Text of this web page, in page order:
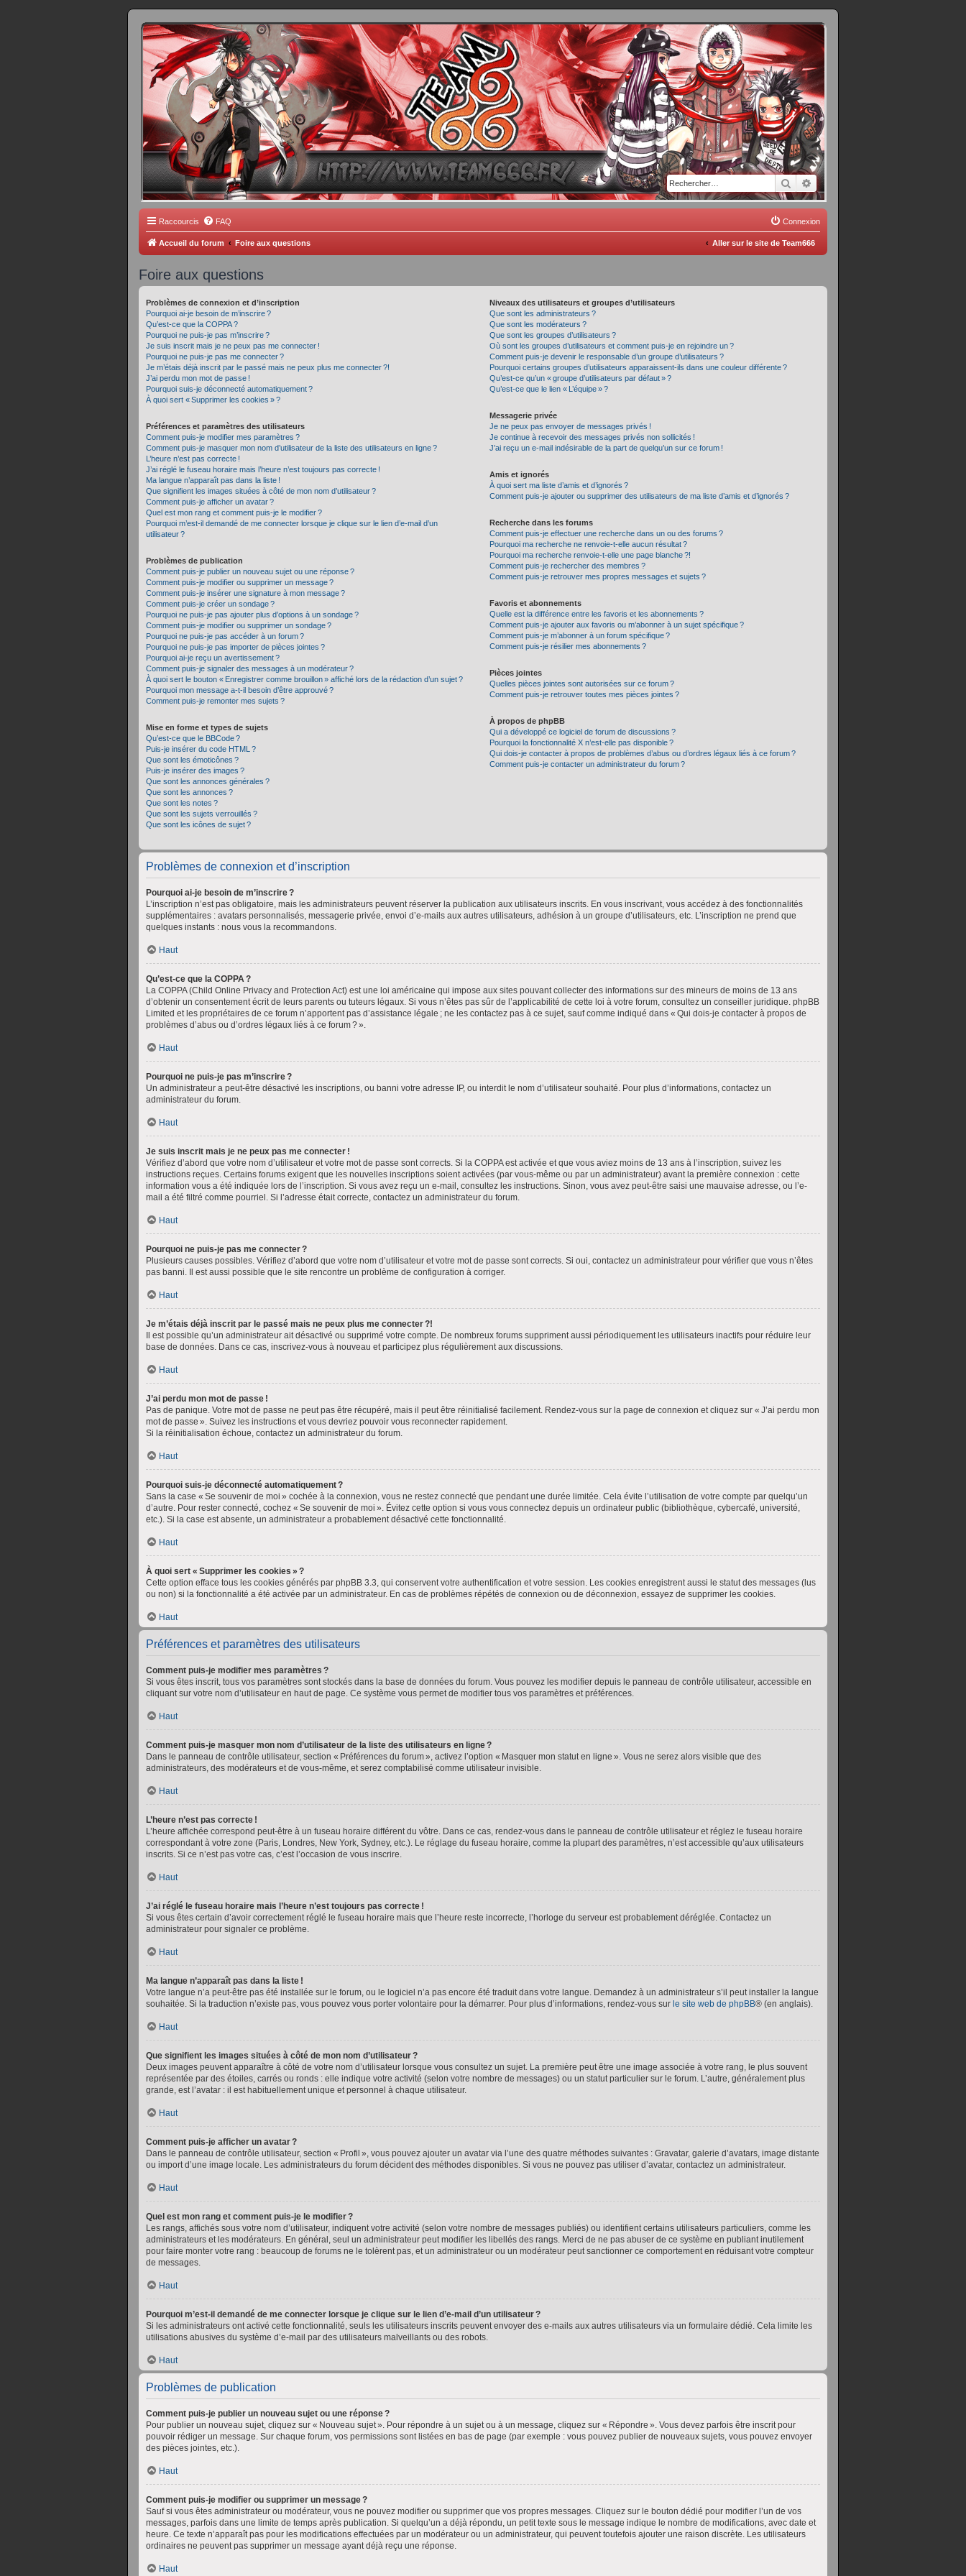
FORUM TEAM 666
Scantrad Ares, B One, Blaster Knuckle et Death Trance
RechercherRecherche avancée
Raccourcis FAQ Connexion
Accueil du forum Foire aux questions Aller sur le site de Team666
Foire aux questions
Problèmes de connexion et d’inscription
Pourquoi ai-je besoin de m’inscrire ?
Qu’est-ce que la COPPA ?
Pourquoi ne puis-je pas m’inscrire ?
Je suis inscrit mais je ne peux pas me connecter !
Pourquoi ne puis-je pas me connecter ?
Je m’étais déjà inscrit par le passé mais ne peux plus me connecter ?!
J’ai perdu mon mot de passe !
Pourquoi suis-je déconnecté automatiquement ?
À quoi sert « Supprimer les cookies » ?
Préférences et paramètres des utilisateurs
Comment puis-je modifier mes paramètres ?
Comment puis-je masquer mon nom d’utilisateur de la liste des utilisateurs en ligne ?
L’heure n’est pas correcte !
J’ai réglé le fuseau horaire mais l’heure n’est toujours pas correcte !
Ma langue n’apparaît pas dans la liste !
Que signifient les images situées à côté de mon nom d’utilisateur ?
Comment puis-je afficher un avatar ?
Quel est mon rang et comment puis-je le modifier ?
Pourquoi m’est-il demandé de me connecter lorsque je clique sur le lien d’e-mail d’un
utilisateur ?
Problèmes de publication
Comment puis-je publier un nouveau sujet ou une réponse ?
Comment puis-je modifier ou supprimer un message ?
Comment puis-je insérer une signature à mon message ?
Comment puis-je créer un sondage ?
Pourquoi ne puis-je pas ajouter plus d’options à un sondage ?
Comment puis-je modifier ou supprimer un sondage ?
Pourquoi ne puis-je pas accéder à un forum ?
Pourquoi ne puis-je pas importer de pièces jointes ?
Pourquoi ai-je reçu un avertissement ?
Comment puis-je signaler des messages à un modérateur ?
À quoi sert le bouton « Enregistrer comme brouillon » affiché lors de la rédaction d’un sujet ?
Pourquoi mon message a-t-il besoin d’être approuvé ?
Comment puis-je remonter mes sujets ?
Mise en forme et types de sujets
Qu’est-ce que le BBCode ?
Puis-je insérer du code HTML ?
Que sont les émoticônes ?
Puis-je insérer des images ?
Que sont les annonces générales ?
Que sont les annonces ?
Que sont les notes ?
Que sont les sujets verrouillés ?
Que sont les icônes de sujet ?
Niveaux des utilisateurs et groupes d’utilisateurs
Que sont les administrateurs ?
Que sont les modérateurs ?
Que sont les groupes d’utilisateurs ?
Où sont les groupes d’utilisateurs et comment puis-je en rejoindre un ?
Comment puis-je devenir le responsable d’un groupe d’utilisateurs ?
Pourquoi certains groupes d’utilisateurs apparaissent-ils dans une couleur différente ?
Qu’est-ce qu’un « groupe d’utilisateurs par défaut » ?
Qu’est-ce que le lien « L’équipe » ?
Messagerie privée
Je ne peux pas envoyer de messages privés !
Je continue à recevoir des messages privés non sollicités !
J’ai reçu un e-mail indésirable de la part de quelqu’un sur ce forum !
Amis et ignorés
À quoi sert ma liste d’amis et d’ignorés ?
Comment puis-je ajouter ou supprimer des utilisateurs de ma liste d’amis et d’ignorés ?
Recherche dans les forums
Comment puis-je effectuer une recherche dans un ou des forums ?
Pourquoi ma recherche ne renvoie-t-elle aucun résultat ?
Pourquoi ma recherche renvoie-t-elle une page blanche ?!
Comment puis-je rechercher des membres ?
Comment puis-je retrouver mes propres messages et sujets ?
Favoris et abonnements
Quelle est la différence entre les favoris et les abonnements ?
Comment puis-je ajouter aux favoris ou m’abonner à un sujet spécifique ?
Comment puis-je m’abonner à un forum spécifique ?
Comment puis-je résilier mes abonnements ?
Pièces jointes
Quelles pièces jointes sont autorisées sur ce forum ?
Comment puis-je retrouver toutes mes pièces jointes ?
À propos de phpBB
Qui a développé ce logiciel de forum de discussions ?
Pourquoi la fonctionnalité X n’est-elle pas disponible ?
Qui dois-je contacter à propos de problèmes d’abus ou d’ordres légaux liés à ce forum ?
Comment puis-je contacter un administrateur du forum ?
Problèmes de connexion et d’inscription
Pourquoi ai-je besoin de m’inscrire ?
L’inscription n’est pas obligatoire, mais les administrateurs peuvent réserver la publication aux utilisateurs inscrits. En vous inscrivant, vous accédez à des fonctionnalités
supplémentaires : avatars personnalisés, messagerie privée, envoi d’e-mails aux autres utilisateurs, adhésion à un groupe d’utilisateurs, etc. L’inscription ne prend que
quelques instants : nous vous la recommandons.
Haut
Qu’est-ce que la COPPA ?
La COPPA (Child Online Privacy and Protection Act) est une loi américaine qui impose aux sites pouvant collecter des informations sur des mineurs de moins de 13 ans
d’obtenir un consentement écrit de leurs parents ou tuteurs légaux. Si vous n’êtes pas sûr de l’applicabilité de cette loi à votre forum, consultez un conseiller juridique. phpBB
Limited et les propriétaires de ce forum n’apportent pas d’assistance légale ; ne les contactez pas à ce sujet, sauf comme indiqué dans « Qui dois-je contacter à propos de
problèmes d’abus ou d’ordres légaux liés à ce forum ? ».
Haut
Pourquoi ne puis-je pas m’inscrire ?
Un administrateur a peut-être désactivé les inscriptions, ou banni votre adresse IP, ou interdit le nom d’utilisateur souhaité. Pour plus d’informations, contactez un
administrateur du forum.
Haut
Je suis inscrit mais je ne peux pas me connecter !
Vérifiez d’abord que votre nom d’utilisateur et votre mot de passe sont corrects. Si la COPPA est activée et que vous aviez moins de 13 ans à l’inscription, suivez les
instructions reçues. Certains forums exigent que les nouvelles inscriptions soient activées (par vous-même ou par un administrateur) avant la première connexion : cette
information vous a été indiquée lors de l’inscription. Si vous avez reçu un e-mail, consultez les instructions. Sinon, vous avez peut-être saisi une mauvaise adresse, ou l’e-
mail a été filtré comme pourriel. Si l’adresse était correcte, contactez un administrateur du forum.
Haut
Pourquoi ne puis-je pas me connecter ?
Plusieurs causes possibles. Vérifiez d’abord que votre nom d’utilisateur et votre mot de passe sont corrects. Si oui, contactez un administrateur pour vérifier que vous n’êtes
pas banni. Il est aussi possible que le site rencontre un problème de configuration à corriger.
Haut
Je m’étais déjà inscrit par le passé mais ne peux plus me connecter ?!
Il est possible qu’un administrateur ait désactivé ou supprimé votre compte. De nombreux forums suppriment aussi périodiquement les utilisateurs inactifs pour réduire leur
base de données. Dans ce cas, inscrivez-vous à nouveau et participez plus régulièrement aux discussions.
Haut
J’ai perdu mon mot de passe !
Pas de panique. Votre mot de passe ne peut pas être récupéré, mais il peut être réinitialisé facilement. Rendez-vous sur la page de connexion et cliquez sur « J’ai perdu mon
mot de passe ». Suivez les instructions et vous devriez pouvoir vous reconnecter rapidement.
Si la réinitialisation échoue, contactez un administrateur du forum.
Haut
Pourquoi suis-je déconnecté automatiquement ?
Sans la case « Se souvenir de moi » cochée à la connexion, vous ne restez connecté que pendant une durée limitée. Cela évite l’utilisation de votre compte par quelqu’un
d’autre. Pour rester connecté, cochez « Se souvenir de moi ». Évitez cette option si vous vous connectez depuis un ordinateur public (bibliothèque, cybercafé, université,
etc.). Si la case est absente, un administrateur a probablement désactivé cette fonctionnalité.
Haut
À quoi sert « Supprimer les cookies » ?
Cette option efface tous les cookies générés par phpBB 3.3, qui conservent votre authentification et votre session. Les cookies enregistrent aussi le statut des messages (lus
ou non) si la fonctionnalité a été activée par un administrateur. En cas de problèmes répétés de connexion ou de déconnexion, essayez de supprimer les cookies.
Haut
Préférences et paramètres des utilisateurs
Comment puis-je modifier mes paramètres ?
Si vous êtes inscrit, tous vos paramètres sont stockés dans la base de données du forum. Vous pouvez les modifier depuis le panneau de contrôle utilisateur, accessible en
cliquant sur votre nom d’utilisateur en haut de page. Ce système vous permet de modifier tous vos paramètres et préférences.
Haut
Comment puis-je masquer mon nom d’utilisateur de la liste des utilisateurs en ligne ?
Dans le panneau de contrôle utilisateur, section « Préférences du forum », activez l’option « Masquer mon statut en ligne ». Vous ne serez alors visible que des
administrateurs, des modérateurs et de vous-même, et serez comptabilisé comme utilisateur invisible.
Haut
L’heure n’est pas correcte !
L’heure affichée correspond peut-être à un fuseau horaire différent du vôtre. Dans ce cas, rendez-vous dans le panneau de contrôle utilisateur et réglez le fuseau horaire
correspondant à votre zone (Paris, Londres, New York, Sydney, etc.). Le réglage du fuseau horaire, comme la plupart des paramètres, n’est accessible qu’aux utilisateurs
inscrits. Si ce n’est pas votre cas, c’est l’occasion de vous inscrire.
Haut
J’ai réglé le fuseau horaire mais l’heure n’est toujours pas correcte !
Si vous êtes certain d’avoir correctement réglé le fuseau horaire mais que l’heure reste incorrecte, l’horloge du serveur est probablement déréglée. Contactez un
administrateur pour signaler ce problème.
Haut
Ma langue n’apparaît pas dans la liste !
Votre langue n’a peut-être pas été installée sur le forum, ou le logiciel n’a pas encore été traduit dans votre langue. Demandez à un administrateur s’il peut installer la langue
souhaitée. Si la traduction n’existe pas, vous pouvez vous porter volontaire pour la démarrer. Pour plus d’informations, rendez-vous sur le site web de phpBB® (en anglais).
Haut
Que signifient les images situées à côté de mon nom d’utilisateur ?
Deux images peuvent apparaître à côté de votre nom d’utilisateur lorsque vous consultez un sujet. La première peut être une image associée à votre rang, le plus souvent
représentée par des étoiles, carrés ou ronds : elle indique votre activité (selon votre nombre de messages) ou un statut particulier sur le forum. L’autre, généralement plus
grande, est l’avatar : il est habituellement unique et personnel à chaque utilisateur.
Haut
Comment puis-je afficher un avatar ?
Dans le panneau de contrôle utilisateur, section « Profil », vous pouvez ajouter un avatar via l’une des quatre méthodes suivantes : Gravatar, galerie d’avatars, image distante
ou import d’une image locale. Les administrateurs du forum décident des méthodes disponibles. Si vous ne pouvez pas utiliser d’avatar, contactez un administrateur.
Haut
Quel est mon rang et comment puis-je le modifier ?
Les rangs, affichés sous votre nom d’utilisateur, indiquent votre activité (selon votre nombre de messages publiés) ou identifient certains utilisateurs particuliers, comme les
administrateurs et les modérateurs. En général, seul un administrateur peut modifier les libellés des rangs. Merci de ne pas abuser de ce système en publiant inutilement
pour faire monter votre rang : beaucoup de forums ne le tolèrent pas, et un administrateur ou un modérateur peut sanctionner ce comportement en réduisant votre compteur
de messages.
Haut
Pourquoi m’est-il demandé de me connecter lorsque je clique sur le lien d’e-mail d’un utilisateur ?
Si les administrateurs ont activé cette fonctionnalité, seuls les utilisateurs inscrits peuvent envoyer des e-mails aux autres utilisateurs via un formulaire dédié. Cela limite les
utilisations abusives du système d’e-mail par des utilisateurs malveillants ou des robots.
Haut
Problèmes de publication
Comment puis-je publier un nouveau sujet ou une réponse ?
Pour publier un nouveau sujet, cliquez sur « Nouveau sujet ». Pour répondre à un sujet ou à un message, cliquez sur « Répondre ». Vous devez parfois être inscrit pour
pouvoir rédiger un message. Sur chaque forum, vos permissions sont listées en bas de page (par exemple : vous pouvez publier de nouveaux sujets, vous pouvez envoyer
des pièces jointes, etc.).
Haut
Comment puis-je modifier ou supprimer un message ?
Sauf si vous êtes administrateur ou modérateur, vous ne pouvez modifier ou supprimer que vos propres messages. Cliquez sur le bouton dédié pour modifier l’un de vos
messages, parfois dans une limite de temps après publication. Si quelqu’un a déjà répondu, un petit texte sous le message indique le nombre de modifications, avec date et
heure. Ce texte n’apparaît pas pour les modifications effectuées par un modérateur ou un administrateur, qui peuvent toutefois ajouter une raison discrète. Les utilisateurs
ordinaires ne peuvent pas supprimer un message ayant déjà reçu une réponse.
Haut